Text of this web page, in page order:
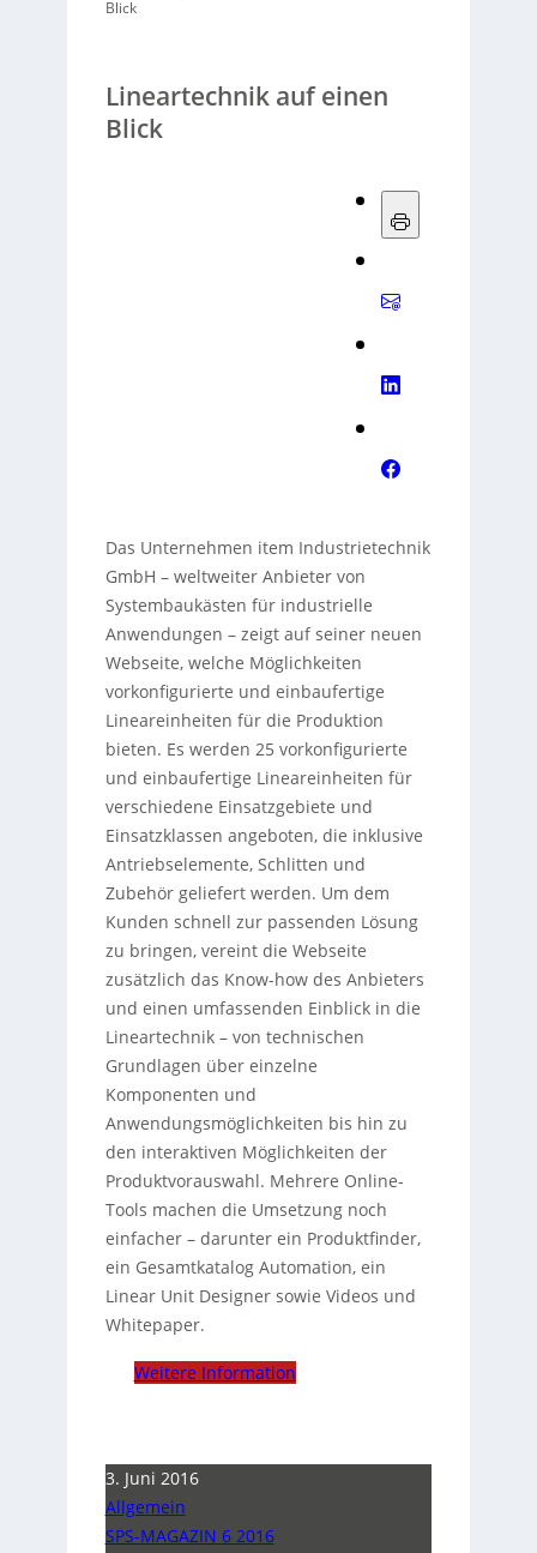
Blick
Lineartechnik auf einen
Blick
Das Unternehmen item Industrietechnik
GmbH – weltweiter Anbieter von
Systembaukästen für industrielle
Anwendungen – zeigt auf seiner neuen
Webseite, welche Möglichkeiten
vorkonfigurierte und einbaufertige
Lineareinheiten für die Produktion
bieten. Es werden 25 vorkonfigurierte
und einbaufertige Lineareinheiten für
verschiedene Einsatzgebiete und
Einsatzklassen angeboten, die inklusive
Antriebselemente, Schlitten und
Zubehör geliefert werden. Um dem
Kunden schnell zur passenden Lösung
zu bringen, vereint die Webseite
zusätzlich das Know-how des Anbieters
und einen umfassenden Einblick in die
Lineartechnik – von technischen
Grundlagen über einzelne
Komponenten und
Anwendungsmöglichkeiten bis hin zu
den interaktiven Möglichkeiten der
Produktvorauswahl. Mehrere Online-
Tools machen die Umsetzung noch
einfacher – darunter ein Produktfinder,
ein Gesamtkatalog Automation, ein
Linear Unit Designer sowie Videos und
Whitepaper.
Weitere Information
3. Juni 2016
Allgemein
SPS-MAGAZIN 6 2016